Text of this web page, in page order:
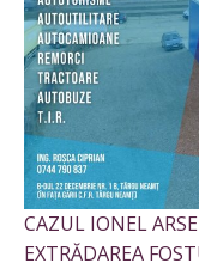
CAZUL IONEL
EXTRĂDAREA